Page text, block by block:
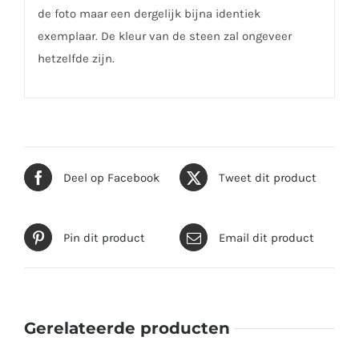
de foto maar een dergelijk bijna identiek
exemplaar. De kleur van de steen zal ongeveer
hetzelfde zijn.
Deel op Facebook Tweet dit product
Pin dit product Email dit product
Gerelateerde producten